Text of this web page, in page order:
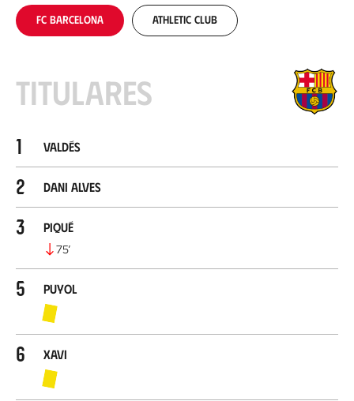
FC Barcelona Athletic Club
Titulares
1 Valdés
2 Dani Alves
3 Piqué
75’
5 Puyol
6 Xavi